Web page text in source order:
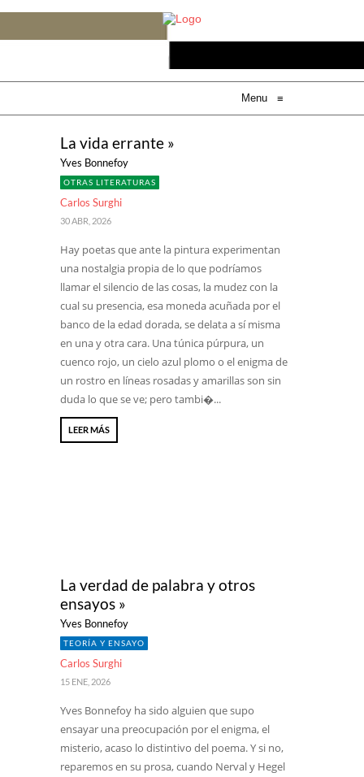
Menu ≡
La vida errante »
Yves Bonnefoy
OTRAS LITERATURAS
Carlos Surghi
30 ABR, 2026
Hay poetas que ante la pintura experimentan
una nostalgia propia de lo que podríamos
llamar el silencio de las cosas, la mudez con la
cual su presencia, esa moneda acuñada por el
banco de la edad dorada, se delata a sí misma
en una y otra cara. Una túnica púrpura, un
cuenco rojo, un cielo azul plomo o el enigma de
un rostro en líneas rosadas y amarillas son sin
duda lo que se ve; pero tambi�...
LEER MÁS
La verdad de palabra y otros
ensayos »
Yves Bonnefoy
TEORÍA Y ENSAYO
Carlos Surghi
15 ENE, 2026
Yves Bonnefoy ha sido alguien que supo
ensayar una preocupación por el enigma, el
misterio, acaso lo distintivo del poema. Y si no,
reparemos en su prosa, cuando Nerval y Hegel